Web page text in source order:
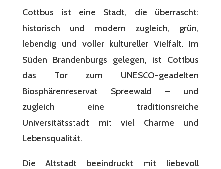
Cottbus ist eine Stadt, die überrascht:
historisch und modern zugleich, grün,
lebendig und voller kultureller Vielfalt. Im
Süden Brandenburgs gelegen, ist Cottbus
das Tor zum UNESCO-geadelten
Biosphärenreservat Spreewald – und
zugleich eine traditionsreiche
Universitätsstadt mit viel Charme und
Lebensqualität.
Die Altstadt beeindruckt mit liebevoll